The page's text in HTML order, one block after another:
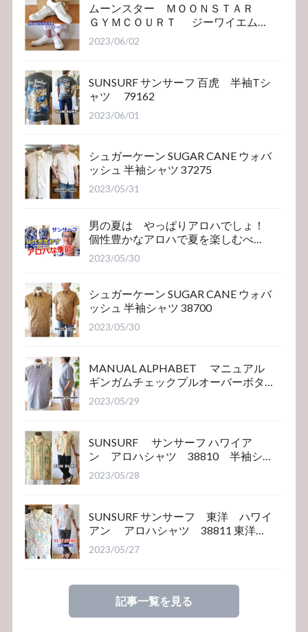
ムーンスター ＭＯＯＮＳＴＡＲ
ＧＹＭＣＯＵＲＴ ジーワイエム
コート
2023/06/02
SUNSURF サンサーフ 百虎 半袖Tシ
ャツ 79162
2023/06/01
シュガーケーン SUGAR CANE ウォバ
ッシュ 半袖シャツ 37275
2023/05/31
男の夏は やっぱりアロハでしょ！
個性豊かなアロハで夏を楽しむべ
き！サンサーフ
2023/05/30
シュガーケーン SUGAR CANE ウォバ
ッシュ 半袖シャツ 38700
2023/05/30
MANUAL ALPHABET マニュアル
ギンガムチェックプルオーバーボタ
ンダウンシャツ
2023/05/29
SUNSURF サンサーフ ハワイア
ン アロハシャツ 38810 半袖シ
ャツ
2023/05/28
SUNSURF サンサーフ 東洋 ハワイ
アン アロハシャツ 38811 東洋エ
ンタープライズ
2023/05/27
記事一覧を見る